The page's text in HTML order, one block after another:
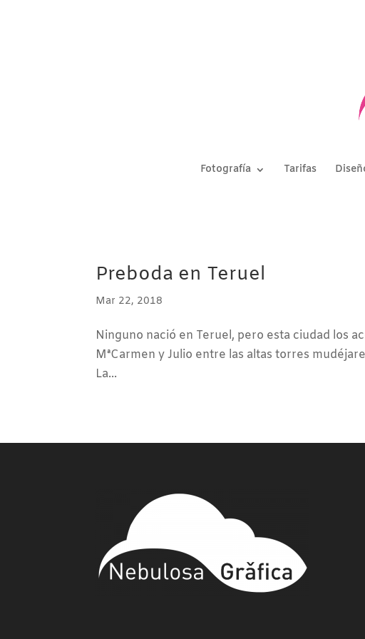
Fotografía Tarifas
Preboda en Teruel
Mar 22, 2018
Ninguno nació en Teruel, pero esta ciudad los
MªCarmen y Julio entre las altas torres
La...